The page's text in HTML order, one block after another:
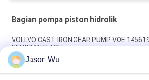
Bagian pompa piston hidrolik
VOLLVO CAST IRON GEAR PUMP VOE
PENGGANTI ASLI
VOLLVO CAST IRON GEAR PUMP VOE
PENGGANTI ASLI
Jason Wu